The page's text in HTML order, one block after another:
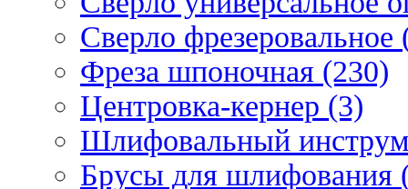
Сверло фрезеровальное
Фреза шпоночная (230)
Центровка-кернер (3)
Шлифовальный
Брусы для шлифования